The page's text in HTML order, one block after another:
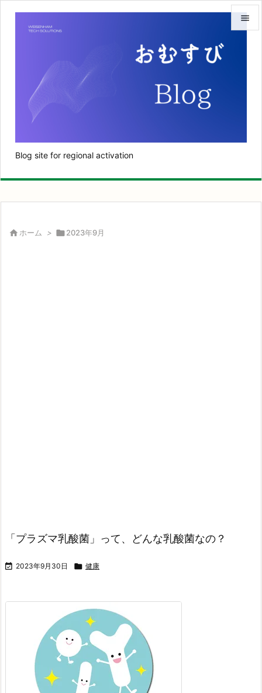
Blog site for regional activation

次へ
 ホーム > 2023年9月
「プラズマ乳酸菌」って、どんな乳酸菌なの？
 2023年9月30日  健康